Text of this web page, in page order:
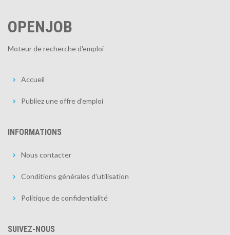
OPENJOB
Moteur de recherche d'emploi
Accueil
Publiez une offre d'emploi
INFORMATIONS
Nous contacter
Conditions générales d'utilisation
Politique de confidentialité
SUIVEZ-NOUS